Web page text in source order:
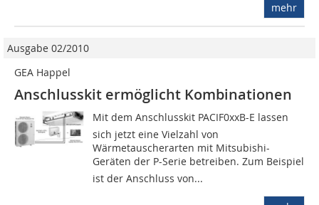
mehr
Ausgabe 02/2010
GEA Happel
Anschlusskit ermöglicht Kombinationen
Mit dem Anschlusskit PACIF0xxB-E lassen
sich jetzt eine Vielzahl von
Wärmetauscherarten mit Mitsubishi-
Geräten der P-Serie betreiben. Zum Beispiel
ist der Anschluss von...